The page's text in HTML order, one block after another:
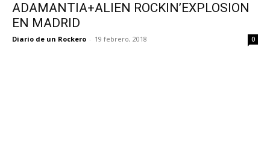
ADAMANTIA+ALIEN ROCKIN’EXPLOSION
EN MADRID
Diario de un Rockero - 19 febrero, 2018 0